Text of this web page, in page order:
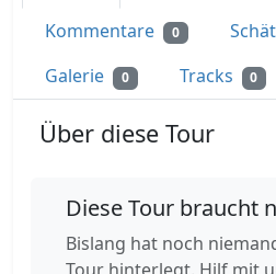
Kommentare 0
Galerie 0 Tracks 0
Über diese Tour
Diese Tour braucht
Bislang hat noch
Tour hinterlegt. Hilf mit